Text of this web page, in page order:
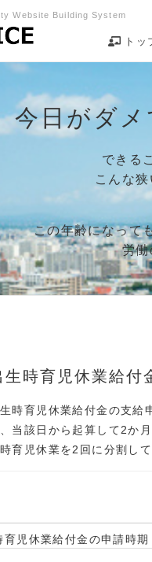
Website Building System
トッ
今日がダ
できる
こんな
この年齢になって
労働
生時育児休業給付
時育児休業給付金の支給
、当該日から起算して2か
育児休業を2回に分割し
育児休業給付金の申請時期